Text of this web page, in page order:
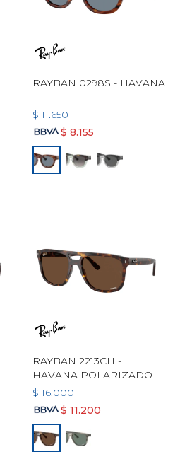
RAYBAN 0298S - HAVANA
$ 11.650
$ 8.155
RAYBAN 2213CH -
HAVANA POLARIZADO
$ 16.000
$ 11.200